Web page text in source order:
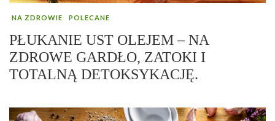
NA ZDROWIE POLECANE
PŁUKANIE UST OLEJEM – NA
ZDROWE GARDŁO, ZATOKI I
TOTALNĄ DETOKSYKACJĘ.